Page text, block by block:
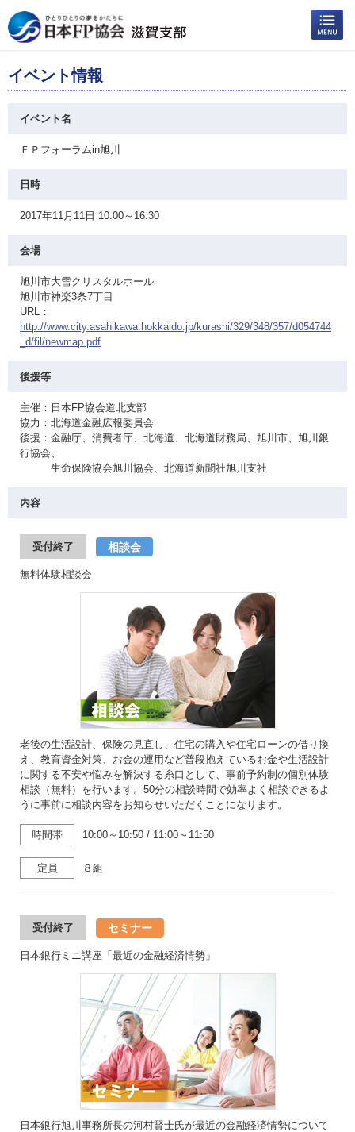
イベント情報
イベント名
ＦＰフォーラムin旭川
日時
2017年11月11日 10:00～16:30
会場
旭川市大雪クリスタルホール
旭川市神楽3条7丁目
URL：
http://www.city.asahikawa.hokkaido.jp/kurashi/329/348/357/d054744
_d/fil/newmap.pdf
後援等
主催：日本FP協会道北支部
協力：北海道金融広報委員会
後援：金融庁、消費者庁、北海道、北海道財務局、旭川市、旭川銀
行協会、
生命保険協会旭川協会、北海道新聞社旭川支社
内容
受付終了 相談会
無料体験相談会
老後の生活設計、保険の見直し、住宅の購入や住宅ローンの借り換
え、教育資金対策、お金の運用など普段抱えているお金や生活設計
に関する不安や悩みを解決する糸口として、事前予約制の個別体験
相談（無料）を行います。50分の相談時間で効率よく相談できるよ
うに事前に相談内容をお知らせいただくことになります。
時間帯 10:00～10:50 / 11:00～11:50
定員 ８組
受付終了 セミナー
日本銀行ミニ講座「最近の金融経済情勢」
日本銀行旭川事務所長の河村賢士氏が最近の金融経済情勢について